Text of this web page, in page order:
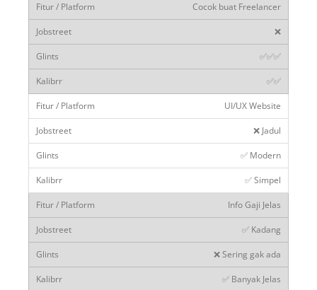
Cocok buat Freelancer
❌
✅✅✅
✅✅
UI/UX Website
❌ Jadul
✅ Modern
✅ Simpel
Info Gaji Jelas
✅ Kadang
❌ Sering gak ada
✅ Banyak Jelas